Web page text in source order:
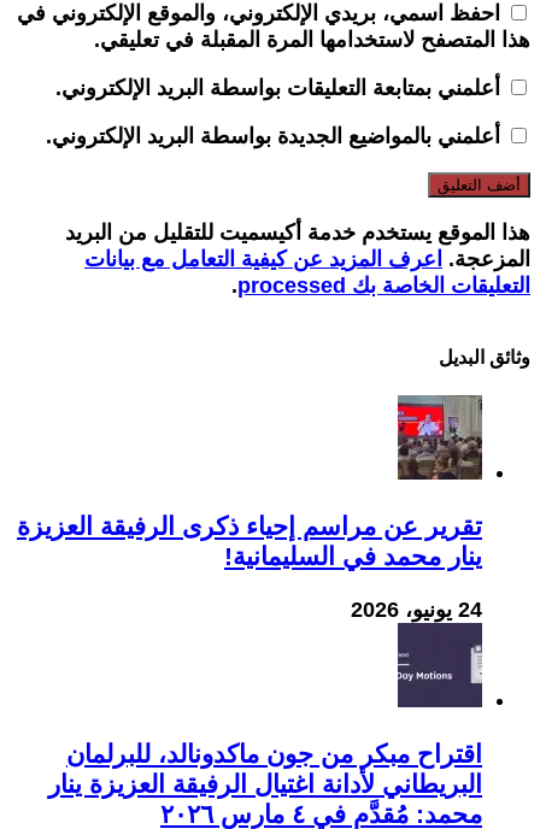
احفظ اسمي، بريدي الإلكتروني، والموقع الإلكتروني في
هذا المتصفح لاستخدامها المرة المقبلة في تعليقي.
أعلمني بمتابعة التعليقات بواسطة البريد الإلكتروني.
أعلمني بالمواضيع الجديدة بواسطة البريد الإلكتروني.
هذا الموقع يستخدم خدمة أكيسميت للتقليل من البريد
المزعجة. اعرف المزيد عن كيفية التعامل مع بيانات
التعليقات الخاصة بك processed
.
وثائق البدیل
تقرير عن مراسم إحياء ذكرى الرفيقة العزيزة
ينار محمد في السليمانية!
24 يونيو، 2026
اقتراح مبكر من جون ماكدونالد، للبرلمان
البريطاني لأدانة اغتيال الرفيقة العزيزة ينار
محمد: مُقدَّم في ٤ مارس ٢٠٢٦